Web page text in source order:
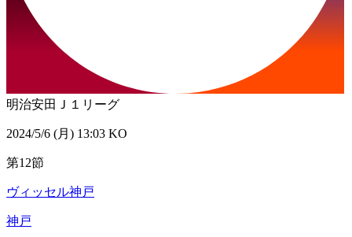
明治安田Ｊ１リーグ
2024/5/6 (月) 13:03 KO
第12節
ヴィッセル神戸
神戸